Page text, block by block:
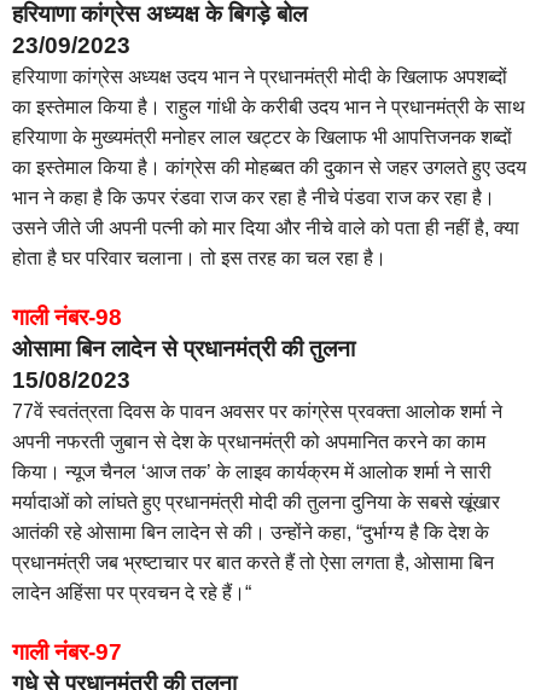
हरियाणा कांग्रेस अध्यक्ष के बिगड़े बोल
23/09/2023
हरियाणा कांग्रेस अध्यक्ष उदय भान ने प्रधानमंत्री मोदी के खिलाफ अपशब्दों
का इस्तेमाल किया है। राहुल गांधी के करीबी उदय भान ने प्रधानमंत्री के साथ
हरियाणा के मुख्यमंत्री मनोहर लाल खट्टर के खिलाफ भी आपत्तिजनक शब्दों
का इस्तेमाल किया है। कांग्रेस की मोहब्बत की दुकान से जहर उगलते हुए उदय
भान ने कहा है कि ऊपर रंडवा राज कर रहा है नीचे पंडवा राज कर रहा है।
उसने जीते जी अपनी पत्नी को मार दिया और नीचे वाले को पता ही नहीं है, क्या
होता है घर परिवार चलाना। तो इस तरह का चल रहा है।
गाली नंबर-98
ओसामा बिन लादेन से प्रधानमंत्री की तुलना
15/08/2023
77वें स्वतंत्रता दिवस के पावन अवसर पर कांग्रेस प्रवक्ता आलोक शर्मा ने
अपनी नफरती जुबान से देश के प्रधानमंत्री को अपमानित करने का काम
किया। न्यूज चैनल ‘आज तक’ के लाइव कार्यक्रम में आलोक शर्मा ने सारी
मर्यादाओं को लांघते हुए प्रधानमंत्री मोदी की तुलना दुनिया के सबसे खूंखार
आतंकी रहे ओसामा बिन लादेन से की। उन्होंने कहा, “दुर्भाग्य है कि देश के
प्रधानमंत्री जब भ्रष्टाचार पर बात करते हैं तो ऐसा लगता है, ओसामा बिन
लादेन अहिंसा पर प्रवचन दे रहे हैं।“
गाली नंबर-97
गधे से प्रधानमंत्री की तुलना